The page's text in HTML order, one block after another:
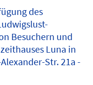
des
Besuchern und
Luna in
Str. 21a -